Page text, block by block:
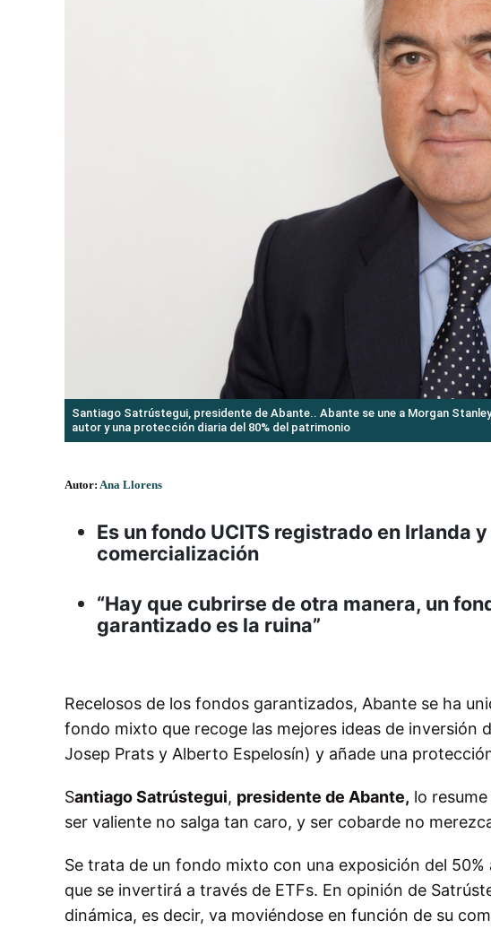
Santiago Satrústegui, presidente de Abante.. Abante se une a Morgan
autor y una protección diaria del 80% del patrimonio
Autor: Ana Llorens
Es un fondo UCITS registrado en Irlanda
comercialización
“Hay que cubrirse de otra manera, un
garantizado es la ruina”
Recelosos de los fondos garantizados, Abante se ha
fondo mixto que recoge las mejores ideas de inversión
Josep Prats y Alberto Espelosín) y añade una
Santiago Satrústegui, presidente de Abante, lo
ser valiente no salga tan caro, y ser cobarde no
Se trata de un fondo mixto con una exposición del
que se invertirá a través de ETFs. En opinión de
dinámica, es decir, va moviéndose en función de su